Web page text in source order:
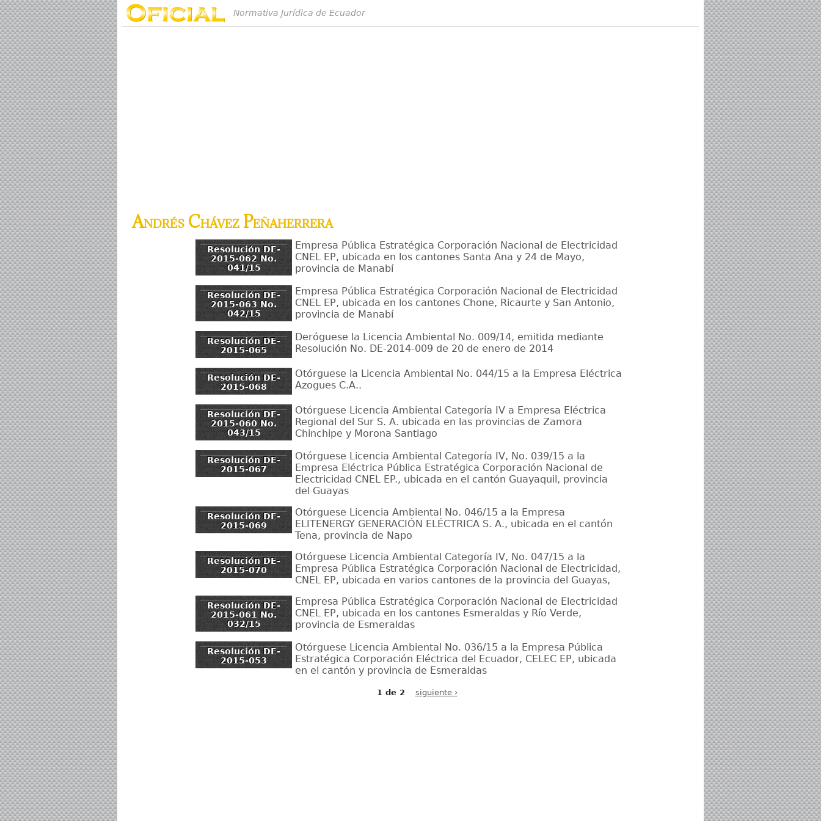
Normativa Jurídica de Ecuador
Andrés Chávez Peñaherrera
Resolución DE-
2015-062 No.
041/15
Empresa Pública Estratégica Corporación Nacional de Electricidad
CNEL EP, ubicada en los cantones Santa Ana y 24 de Mayo,
provincia de Manabí
Resolución DE-
2015-063 No.
042/15
Empresa Pública Estratégica Corporación Nacional de Electricidad
CNEL EP, ubicada en los cantones Chone, Ricaurte y San Antonio,
provincia de Manabí
Resolución DE-
2015-065
Deróguese la Licencia Ambiental No. 009/14, emitida mediante
Resolución No. DE-2014-009 de 20 de enero de 2014
Resolución DE-
2015-068
Otórguese la Licencia Ambiental No. 044/15 a la Empresa Eléctrica
Azogues C.A..
Resolución DE-
2015-060 No.
043/15
Otórguese Licencia Ambiental Categoría IV a Empresa Eléctrica
Regional del Sur S. A. ubicada en las provincias de Zamora
Chinchipe y Morona Santiago
Resolución DE-
2015-067
Otórguese Licencia Ambiental Categoría IV, No. 039/15 a la
Empresa Eléctrica Pública Estratégica Corporación Nacional de
Electricidad CNEL EP., ubicada en el cantón Guayaquil, provincia
del Guayas
Resolución DE-
2015-069
Otórguese Licencia Ambiental No. 046/15 a la Empresa
ELITENERGY GENERACIÓN ELÉCTRICA S. A., ubicada en el cantón
Tena, provincia de Napo
Resolución DE-
2015-070
Otórguese Licencia Ambiental Categoría IV, No. 047/15 a la
Empresa Pública Estratégica Corporación Nacional de Electricidad,
CNEL EP, ubicada en varios cantones de la provincia del Guayas,
Resolución DE-
2015-061 No.
032/15
Empresa Pública Estratégica Corporación Nacional de Electricidad
CNEL EP, ubicada en los cantones Esmeraldas y Río Verde,
provincia de Esmeraldas
Resolución DE-
2015-053
Otórguese Licencia Ambiental No. 036/15 a la Empresa Pública
Estratégica Corporación Eléctrica del Ecuador, CELEC EP, ubicada
en el cantón y provincia de Esmeraldas
1 de 2 siguiente ›